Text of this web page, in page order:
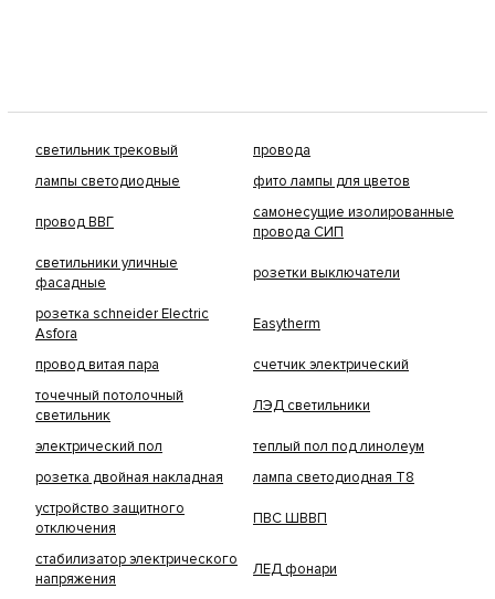
светильник трековый
провода
лампы светодиодные
фито лампы для цветов
провод ВВГ
самонесущие изолированные
провода СИП
светильники уличные
фасадные
розетки выключатели
розетка schneider Electric
Asfora
Easytherm
провод витая пара
счетчик электрический
точечный потолочный
светильник
ЛЭД светильники
электрический пол
теплый пол под линолеум
розетка двойная накладная
лампа светодиодная Т8
устройство защитного
отключения
ПВС ШВВП
стабилизатор электрического
напряжения
ЛЕД фонари